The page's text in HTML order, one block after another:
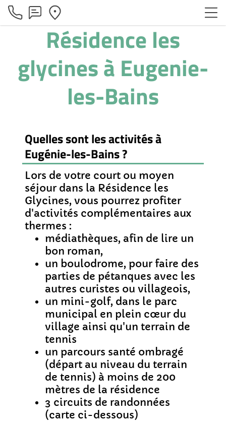
Résidence les
glycines à Eugenie-
les-Bains
Quelles sont les activités à
Eugénie-les-Bains ?
Lors de votre court ou moyen
séjour dans la Résidence les
Glycines, vous pourrez profiter
d'activités complémentaires aux
thermes :
médiathèques, afin de lire un
bon roman,
un boulodrome, pour faire des
parties de pétanques avec les
autres curistes ou villageois,
un mini-golf, dans le parc
municipal en plein cœur du
village ainsi qu'un terrain de
tennis
un parcours santé ombragé
(départ au niveau du terrain
de tennis) à moins de 200
mètres de la résidence
3 circuits de randonnées
(carte ci-dessous)